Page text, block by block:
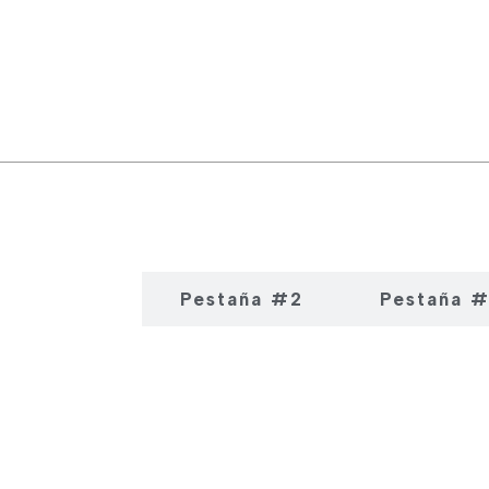
Pestaña #2 Pestaña